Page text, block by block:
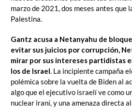
marzo de 2021, dos meses antes que
Palestina.
Gantz acusa a Netanyahu de
evitar sus juicios por corrupción,
mirar por sus intereses partidistas
los de Israel . La incipiente campaña
polémica sobre la vuelta de Biden al
algo que el ejecutivo israelí ve como
nuclear iraní, y una amenaza directa